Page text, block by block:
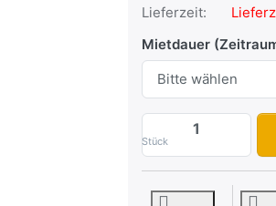
Lieferzeit:
Mietdauer
Stück